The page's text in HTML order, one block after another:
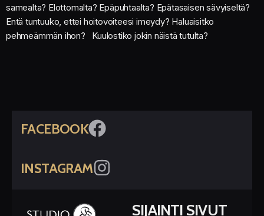
samealta? Elottomalta? Epäpuhtaalta? Epätasaisen sävyiseltä?
Entä tuntuuko, ettei hoitovoiteesi imeydy? Haluaisitko
pehmeämmän ihon? Kuulostiko jokin näistä tutulta?
FACEBOOK
INSTAGRAM
SIJAINTI SIVUT